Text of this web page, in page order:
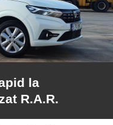
la
R.A.R.